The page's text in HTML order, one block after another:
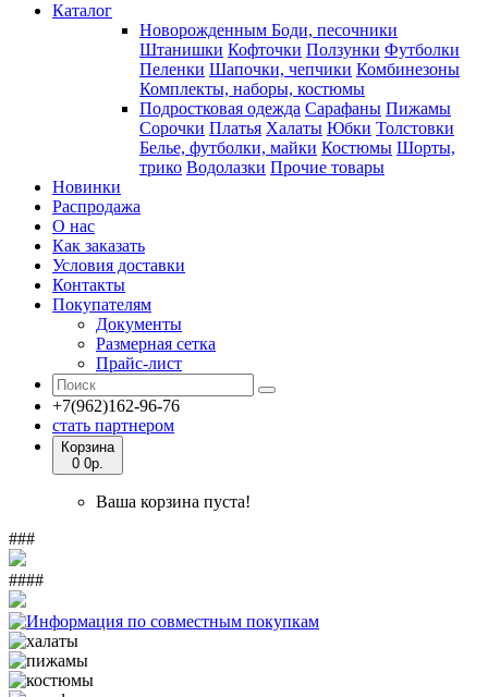
Каталог
Новорожденным Боди, песочники
Штанишки Кофточки Ползунки Футболки
Пеленки Шапочки, чепчики Комбинезоны
Комплекты, наборы, костюмы
Подростковая одежда Сарафаны Пижамы
Сорочки Платья Халаты Юбки Толстовки
Белье, футболки, майки Костюмы Шорты,
трико Водолазки Прочие товары
Новинки
Распродажа
О нас
Как заказать
Условия доставки
Контакты
Покупателям
Документы
Размерная сетка
Прайс-лист
+7(962)162-96-76
стать партнером
Корзина
0 0р.
Ваша корзина пуста!
###
####